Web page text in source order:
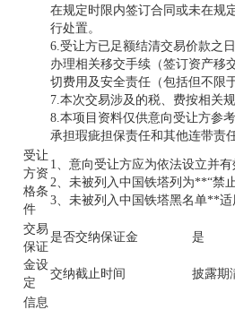
在规定时限内签订合同或未在规
行处置。
6.受让方已足额结清交易价款之
办理相关移交手续（签订资产移
切费用及安全责任（包括但不限
7.本次交易涉及的税、费按相关
8.本项目资料仅供意向受让方参
承担瑕疵担保责任和其他连带责任
受让
方资
格条
件
1、意向受让方应为依法设立并
2、未被列入中国铁塔列为**“禁
3、未被列入中国铁塔黑名单**
交易
保证
金设
定
是否交纳保证金 是
交纳截止时间 披露期
信息